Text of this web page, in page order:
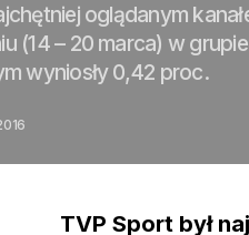
oglądanym
(14 – 20 marca) w
wyniosły 0,42 proc.
TVP Sport był